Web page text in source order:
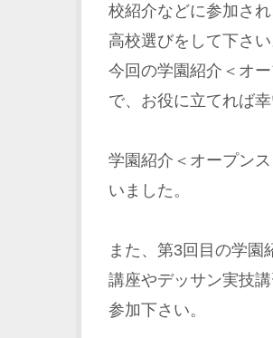
校紹介などに参加さ
高校選びをして下さい
今回の学園紹介＜オ
で、お役に立てれば幸
学園紹介＜オープン
いました。
また、第3回目の学園
講座やデッサン実技
参加下さい。